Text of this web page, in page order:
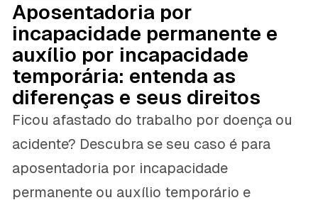
Aposentadoria por
incapacidade permanente e
auxílio por incapacidade
temporária: entenda as
diferenças e seus direitos
Ficou afastado do trabalho por doença ou
acidente? Descubra se seu caso é para
aposentadoria por incapacidade
permanente ou auxílio temporário e